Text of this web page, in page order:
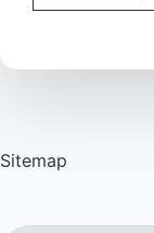
Sitemap